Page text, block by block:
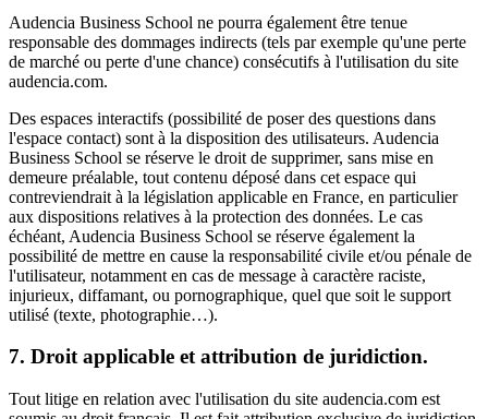
Audencia Business School ne pourra également être tenue
responsable des dommages indirects (tels par exemple qu'une perte
de marché ou perte d'une chance) consécutifs à l'utilisation du site
audencia.com.
Des espaces interactifs (possibilité de poser des questions dans
l'espace contact) sont à la disposition des utilisateurs. Audencia
Business School se réserve le droit de supprimer, sans mise en
demeure préalable, tout contenu déposé dans cet espace qui
contreviendrait à la législation applicable en France, en particulier
aux dispositions relatives à la protection des données. Le cas
échéant, Audencia Business School se réserve également la
possibilité de mettre en cause la responsabilité civile et/ou pénale de
l'utilisateur, notamment en cas de message à caractère raciste,
injurieux, diffamant, ou pornographique, quel que soit le support
utilisé (texte, photographie…).
7. Droit applicable et attribution de juridiction.
Tout litige en relation avec l'utilisation du site audencia.com est